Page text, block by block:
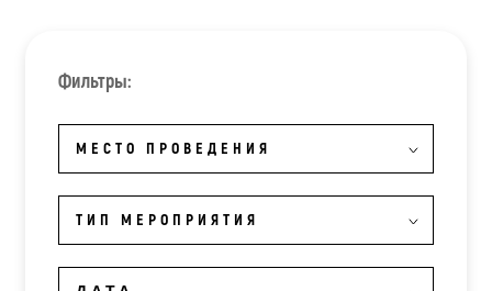
Фильтры:
МЕСТО ПРОВЕДЕНИЯ
ТИП МЕРОПРИЯТИЯ